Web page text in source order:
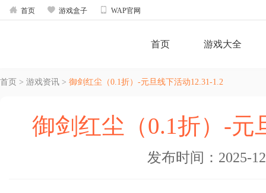
 首页  游戏盒子  WAP官网
首页 游戏大全
首页 > 游戏资讯 > 御剑红尘（0.1折）-元旦线下活动12.31-1.2
御剑红尘（0.1折）-元
发布时间：2025-